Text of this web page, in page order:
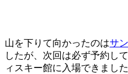
山を下りて向かったのはサ
したが、次回は必ず予約し
ィスキー館に入場できまし